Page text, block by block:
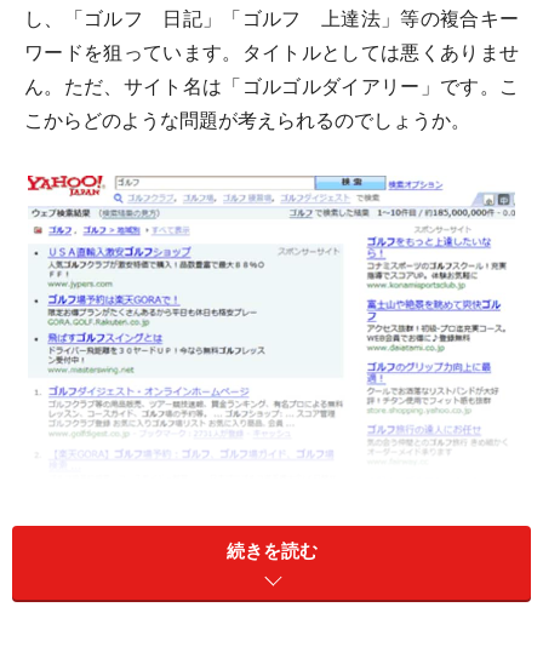
し、「ゴルフ 日記」「ゴルフ 上達法」等の複合キー
ワードを狙っています。タイトルとしては悪くありませ
ん。ただ、サイト名は「ゴルゴルダイアリー」です。こ
こからどのような問題が考えられるのでしょうか。
ゴルフは広告も多くアフィリエイトにも人気分野。
続きを読む